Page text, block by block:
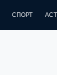
СПОРТ